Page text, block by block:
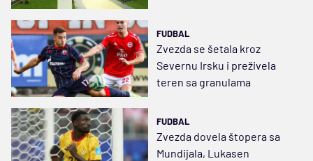
FUDBAL
Zvezda se šetala kroz
Severnu Irsku i preživela
teren sa granulama
FUDBAL
Zvezda dovela štopera sa
Mundijala, Lukasen